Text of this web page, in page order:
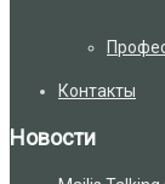
Контакты
Новости